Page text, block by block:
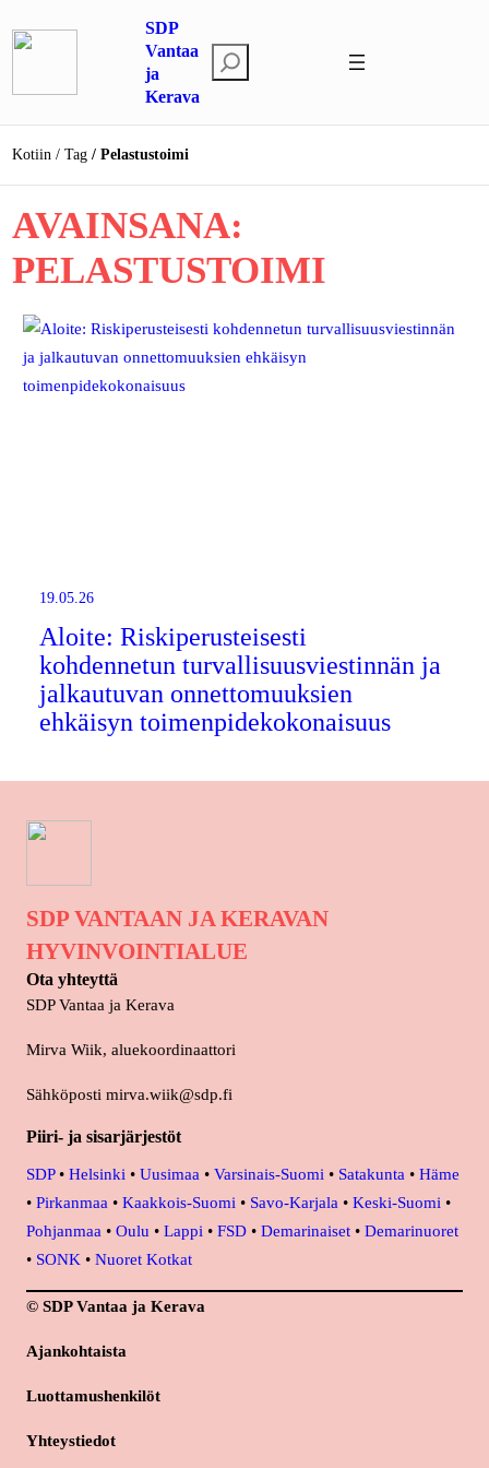
sisältöön
SDP
Vantaa
ja
Kerava
t
Kotiin Tag Pelastustoimi
AVAINSANA:
PELASTUSTOIMI
19.05.26
Aloite: Riskiperusteisesti
kohdennetun turvallisuusviestinnän ja
jalkautuvan onnettomuuksien
ehkäisyn toimenpidekokonaisuus
SDP VANTAAN JA KERAVAN
HYVINVOINTIALUE
Ota yhteyttä
SDP Vantaa ja Kerava
Mirva Wiik, aluekoordinaattori
Sähköposti mirva.wiik@sdp.fi
Piiri- ja sisarjärjestöt
SDP• Helsinki • Uusimaa • Varsinais-Suomi • Satakunta • Häme
• Pirkanmaa • Kaakkois-Suomi • Savo-Karjala • Keski-Suomi •
Pohjanmaa • Oulu • Lappi • FSD • Demarinaiset • Demarinuoret
• SONK • Nuoret Kotkat
© SDP Vantaa ja Kerava
Ajankohtaista
Luottamushenkilöt
Yhteystiedot